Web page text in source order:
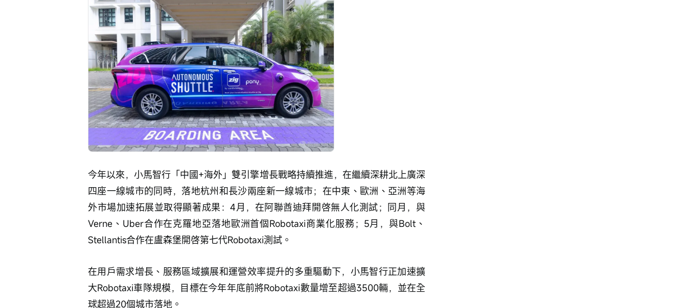
今年以來，小馬智行「中國+海外」雙引擎增長戰略持續推進，在繼續深耕北上廣深
四座一線城市的同時，落地杭州和長沙兩座新一線城市；在中東、歐洲、亞洲等海
外市場加速拓展並取得顯著成果：4月，在阿聯酋迪拜開啓無人化測試；同月，與
Verne、Uber合作在克羅地亞落地歐洲首個Robotaxi商業化服務；5月，與Bolt、
Stellantis合作在盧森堡開啓第七代Robotaxi測試。
在用戶需求增長、服務區域擴展和運營效率提升的多重驅動下，小馬智行正加速擴
大Robotaxi車隊規模，目標在今年年底前將Robotaxi數量增至超過3500輛，並在全
球超過20個城市落地。